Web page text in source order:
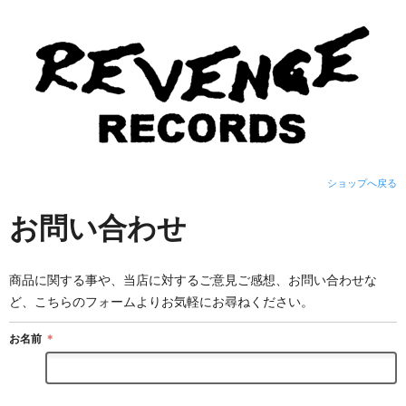
ショップへ戻る
お問い合わせ
商品に関する事や、当店に対するご意見ご感想、お問い合わせな
ど、こちらのフォームよりお気軽にお尋ねください。
お名前 ＊